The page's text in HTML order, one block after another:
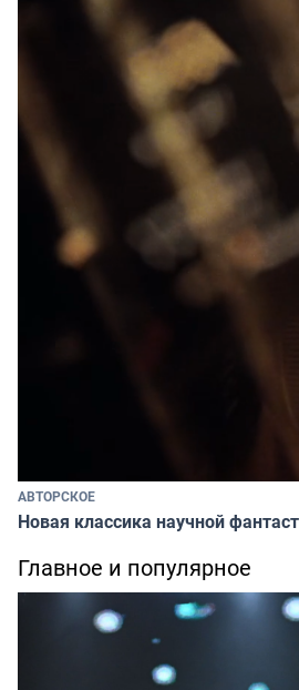
АВТОРСКОЕ
Новая классика научной
Главное и популярное